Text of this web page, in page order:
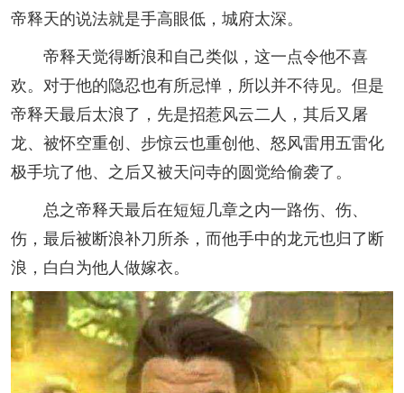
帝释天的说法就是手高眼低，城府太深。
帝释天觉得断浪和自己类似，这一点令他不喜
欢。对于他的隐忍也有所忌惮，所以并不待见。但是
帝释天最后太浪了，先是招惹风云二人，其后又屠
龙、被怀空重创、步惊云也重创他、怒风雷用五雷化
极手坑了他、之后又被天问寺的圆觉给偷袭了。
总之帝释天最后在短短几章之内一路伤、伤、
伤，最后被断浪补刀所杀，而他手中的龙元也归了断
浪，白白为他人做嫁衣。